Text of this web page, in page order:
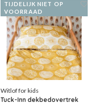
TIJDELIJK NIET OP
VOORRAAD
Witlof for kids
Tuck-Inn dekbedovertrek